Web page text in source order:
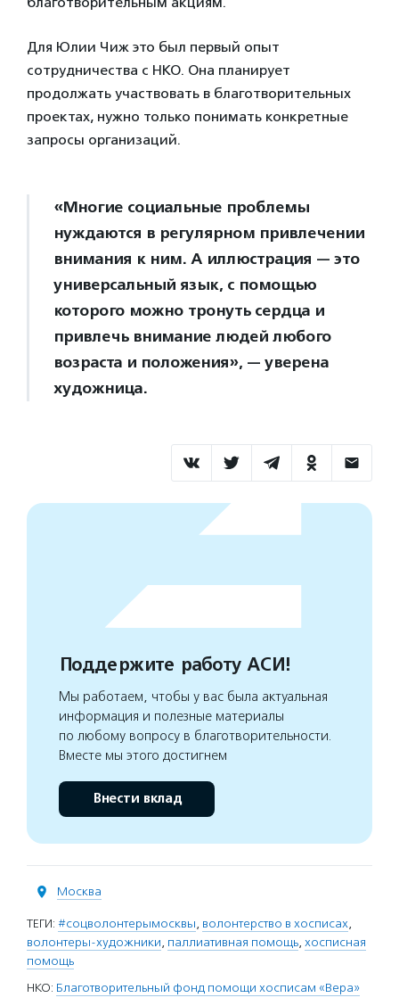
Для Юлии Чиж это был первый опыт
сотрудничества с НКО. Она планирует
продолжать участвовать в благотворительных
проектах, нужно только понимать конкретные
запросы организаций.
«Многие социальные проблемы
нуждаются в регулярном привлечении
внимания к ним. А иллюстрация — это
универсальный язык, с помощью
которого можно тронуть сердца и
привлечь внимание людей любого
возраста и положения», — уверена
художница.
Поддержите работу АСИ!
Мы работаем, чтобы у вас была актуальная
информация и полезные материалы
по любому вопросу в благотворительности.
Вместе мы этого достигнем
Внести вклад
Москва
ТЕГИ: #соцволонтерымосквы, волонтерство в хосписах,
волонтеры-художники, паллиативная помощь, хосписная
помощь
НКО: Благотворительный фонд помощи хосписам «Вера»